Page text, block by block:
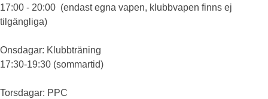
17:00 - 20:00 (endast egna vapen, klubbvapen finns ej
tilgängliga)
Onsdagar: Klubbträning
17:30-19:30 (sommartid)
Torsdagar: PPC